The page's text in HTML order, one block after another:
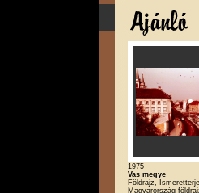
1975
Vas megye
Földrajz,
Magyarország